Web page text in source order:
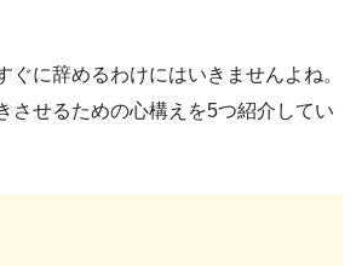
ぐに辞めるわけにはいきませんよね。
させるための心構えを5つ紹介してい